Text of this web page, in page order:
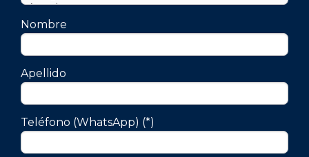
Nombre
Apellido
Teléfono (WhatsApp) (*)